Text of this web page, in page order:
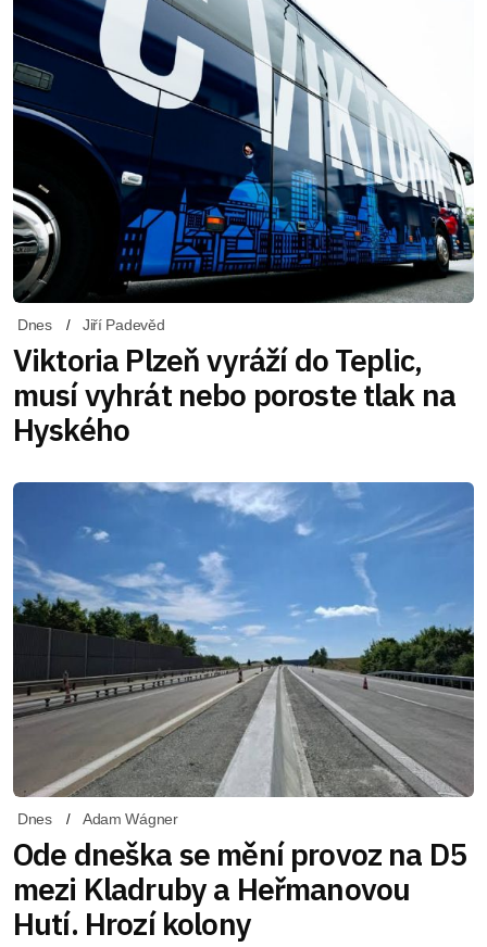
Dnes Jiří Padevěd
Viktoria Plzeň vyráží do Teplic,
musí vyhrát nebo poroste tlak na
Hyského
Dnes Adam Wágner
Ode dneška se mění provoz na D5
mezi Kladruby a Heřmanovou
Hutí. Hrozí kolony